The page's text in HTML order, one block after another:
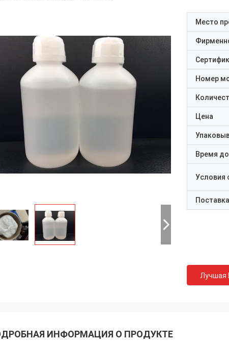
ими с вами.
ожидания,
Место
Номер
Цена
Время
Условия
Лучшая
ИНФОРМАЦИЯ О ПРОДУКТЕ